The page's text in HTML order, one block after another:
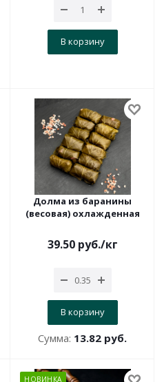
В корзину
Долма из баранины
(весовая) охлажденная
39.50руб./кг
В корзину
Сумма: 13.82 руб.
НОВИНКА